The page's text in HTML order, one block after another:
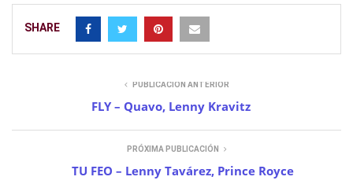
SHARE
PUBLICACIÓN ANTERIOR
FLY – Quavo, Lenny Kravitz
PRÓXIMA PUBLICACIÓN
TU FEO – Lenny Tavárez, Prince Royce